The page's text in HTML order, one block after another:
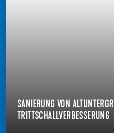
SANIERUNG VON
TRITTSCHALLVERBESSERUNG